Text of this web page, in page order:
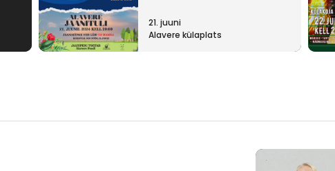
21. juuni
Alavere külaplats